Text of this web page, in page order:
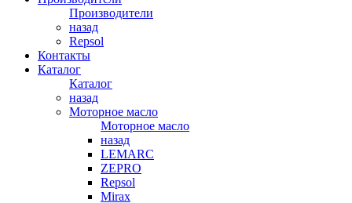
Производители
назад
Repsol
Контакты
Каталог
Каталог
назад
Моторное масло
Моторное масло
назад
LEMARC
ZEPRO
Repsol
Mirax